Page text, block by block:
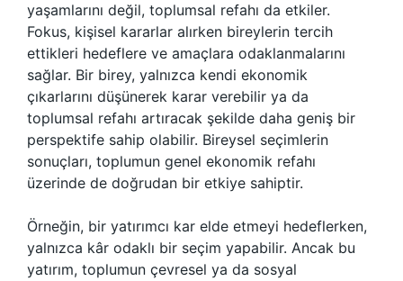
yaşamlarını değil, toplumsal refahı da etkiler.
Fokus, kişisel kararlar alırken bireylerin tercih
ettikleri hedeflere ve amaçlara odaklanmalarını
sağlar. Bir birey, yalnızca kendi ekonomik
çıkarlarını düşünerek karar verebilir ya da
toplumsal refahı artıracak şekilde daha geniş bir
perspektife sahip olabilir. Bireysel seçimlerin
sonuçları, toplumun genel ekonomik refahı
üzerinde de doğrudan bir etkiye sahiptir.
Örneğin, bir yatırımcı kar elde etmeyi hedeflerken,
yalnızca kâr odaklı bir seçim yapabilir. Ancak bu
yatırım, toplumun çevresel ya da sosyal